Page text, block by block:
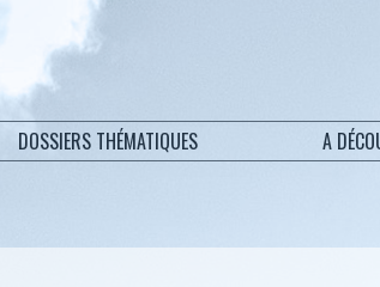
DOSSIERS THÉMATIQUES A